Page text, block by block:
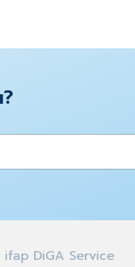
ifap DiGA Service